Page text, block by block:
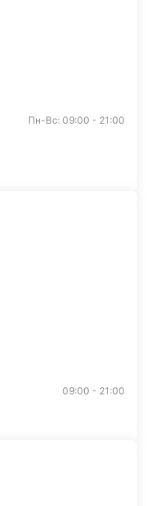
Пн-Вс: 09:00 - 21:00
09:00 - 21:00